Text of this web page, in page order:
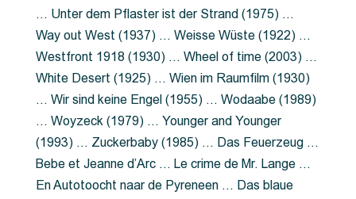
… Unter dem Pflaster ist der Strand (1975) …
Way out West (1937) … Weisse Wüste (1922) …
Westfront 1918 (1930) … Wheel of time (2003) …
White Desert (1925) … Wien im Raumfilm (1930)
… Wir sind keine Engel (1955) … Wodaabe (1989)
… Woyzeck (1979) … Younger and Younger
(1993) … Zuckerbaby (1985) … Das Feuerzeug …
Bebe et Jeanne d’Arc … Le crime de Mr. Lange …
En Autotoocht naar de Pyreneen … Das blaue